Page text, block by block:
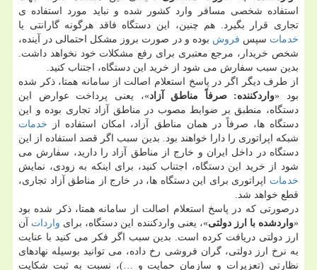
استفاده شخصی مسافر وارد كشور شده و نباید مورد استفاده ی
تجاری قرار بگیرد. هم چنین، این دستگاه فاقد هرگونه گارانتی یا
خدمات سپس فروش بوده و در صورت بروز مشكل احتمالی در آینده،
شخص خریدار، مرجع معتبری برای رفع مشكلات خود نخواهد داشت.
بدین سبب سفارش می شود از خرید این دستگاه، اجتناب كنید.
از طرف دیگر اگر در پاسخ استعلام اصالت از سامانه همتا، ذكر شده
بود «واردكننده: صرفاً مناطق آزاد»، یعنی پرداخت عوارض این
دستگاه، منطبق بر ضوابط مصوب در مناطق آزاد تجاری بوده و این
دستگاه ها، صرفاً در همان مناطق آزاد، امكان استفاده از خدمات
شبكه اپراتوری را دارا خواهند بود. بدین سبب اگر قصد استفاده از این
دستگاه در داخل ایران و خارج از مناطق آزاد را دارید، سفارش می
شود از خرید این دستگاه، اجتناب كنید، برای اینكه به زودی، نمایش
خدمات اپراتوری برای این دستگاه ها، در خارج از مناطق آزاد تجاری،
قطع خواهد شد.
درصورتی كه در پاسخ استعلام اصالت از سامانه همتا، ذكر شده بود
«واردشده با ارز دولتی»، یعنی واردكننده این دستگاه، برای واردات آن
ارز دولتی دریافت كرده است. بدین سبب اگر فكر می كنید با عنایت
به نرخ ارز دولتی، گران فروشی رخ داده، می توانید بوسیله نهادهای
نظارتی (تعزیرات و سازمان حمایت و …)، نسبت به ثبت شكایت